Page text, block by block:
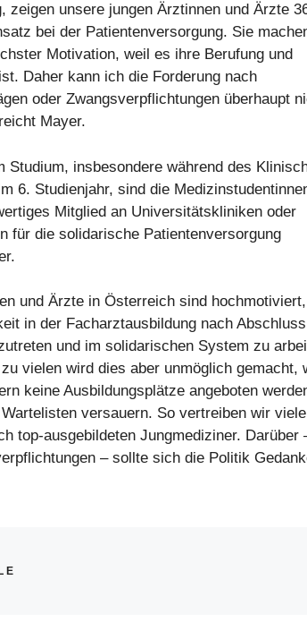
zeigen unsere jungen Ärztinnen und Ärzte
bei der Patientenversorgung. Sie
Motivation, weil es ihre Berufung und
Daher kann ich die Forderung nach
oder Zwangsverpflichtungen überhaupt
Mayer.
Studium, insbesondere während des
6. Studienjahr, sind die
Mitglied an Universitätskliniken oder
für die solidarische Patientenversorgung
und Ärzte in Österreich sind hochmotiviert,
in der Facharztausbildung nach
und im solidarischen System zu
vielen wird dies aber unmöglich gemacht,
keine Ausbildungsplätze angeboten
versauern. So vertreiben wir viele
top-ausgebildeten Jungmediziner. Darüber
– sollte sich die Politik